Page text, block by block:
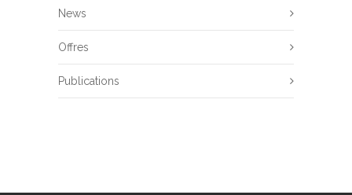
News
Offres
Publications